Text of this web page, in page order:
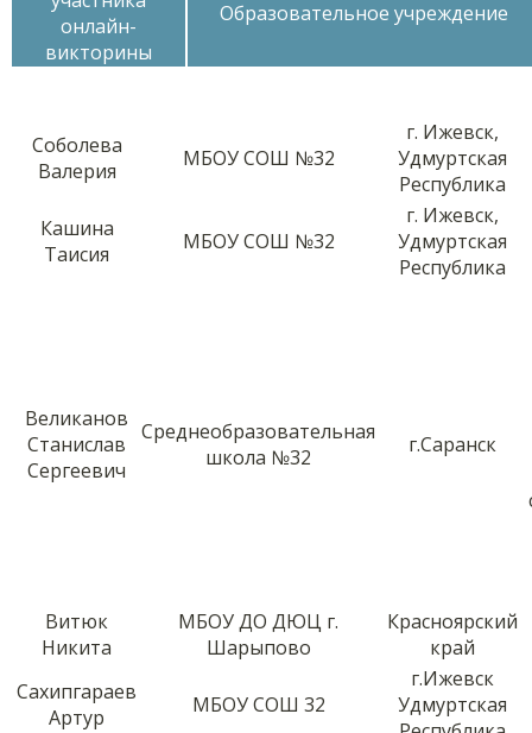
онлайн-
викторины
Образовательное учреждение
Соболева
Валерия
МБОУ СОШ №32
г. Ижевск,
Удмуртская
Республика
Кашина
Таисия
МБОУ СОШ №32
г. Ижевск,
Удмуртская
Республика
Великанов
Станислав
Сергеевич
Среднеобразовательная
школа №32
г.Саранск
Витюк
Никита
МБОУ ДО ДЮЦ г.
Шарыпово
Красноярский
край
Сахипгараев
Артур
МБОУ СОШ 32
г.Ижевск
Удмуртская